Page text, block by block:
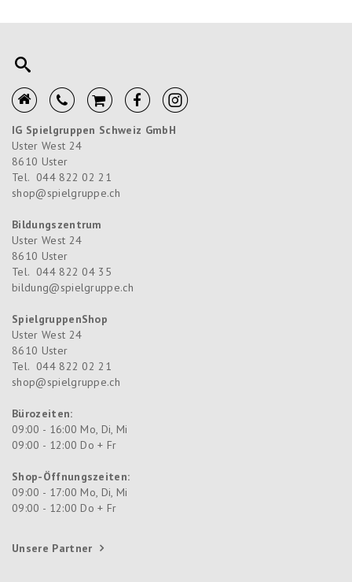
IG Spielgruppen Schweiz GmbH
Uster West 24
8610 Uster
Tel. 044 822 02 21
shop@spielgruppe.ch
Bildungszentrum
Uster West 24
8610 Uster
Tel. 044 822 04 35
bildung@spielgruppe.ch
SpielgruppenShop
Uster West 24
8610 Uster
Tel. 044 822 02 21
shop@spielgruppe.ch
Bürozeiten:
09:00 - 16:00 Mo, Di, Mi
09:00 - 12:00 Do + Fr
Shop-Öffnungszeiten:
09:00 - 17:00 Mo, Di, Mi
09:00 - 12:00 Do + Fr
Unsere Partner